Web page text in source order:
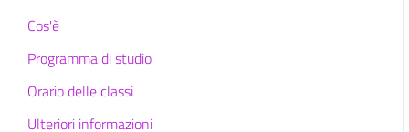
Cos'è
Programma di studio
Orario delle classi
Ulteriori informazioni